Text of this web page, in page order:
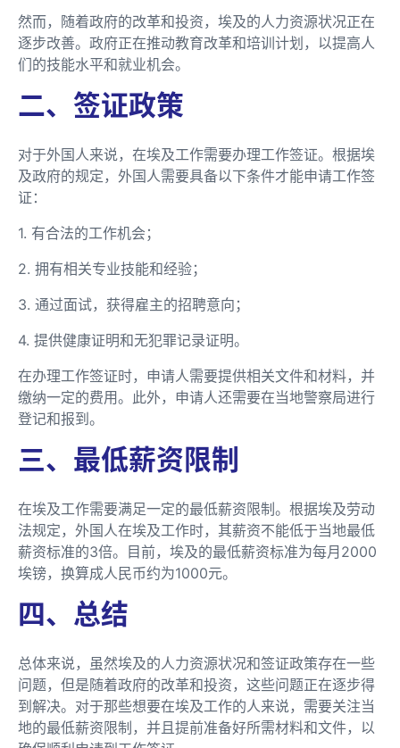
然而，随着政府的改革和投资，埃及的人力资源状况正在
逐步改善。政府正在推动教育改革和培训计划，以提高人
们的技能水平和就业机会。
二、签证政策
对于外国人来说，在埃及工作需要办理工作签证。根据埃
及政府的规定，外国人需要具备以下条件才能申请工作签
证：
1. 有合法的工作机会；
2. 拥有相关专业技能和经验；
3. 通过面试，获得雇主的招聘意向；
4. 提供健康证明和无犯罪记录证明。
在办理工作签证时，申请人需要提供相关文件和材料，并
缴纳一定的费用。此外，申请人还需要在当地警察局进行
登记和报到。
三、最低薪资限制
在埃及工作需要满足一定的最低薪资限制。根据埃及劳动
法规定，外国人在埃及工作时，其薪资不能低于当地最低
薪资标准的3倍。目前，埃及的最低薪资标准为每月2000
埃镑，换算成人民币约为1000元。
四、总结
总体来说，虽然埃及的人力资源状况和签证政策存在一些
问题，但是随着政府的改革和投资，这些问题正在逐步得
到解决。对于那些想要在埃及工作的人来说，需要关注当
地的最低薪资限制，并且提前准备好所需材料和文件，以